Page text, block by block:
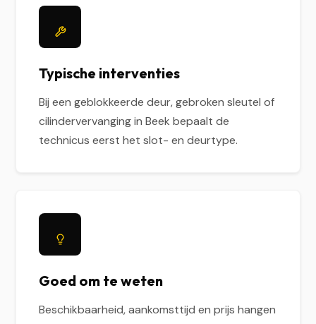
Typische interventies
Bij een geblokkeerde deur, gebroken sleutel of
cilindervervanging in Beek bepaalt de
technicus eerst het slot- en deurtype.
Goed om te weten
Beschikbaarheid, aankomsttijd en prijs hangen